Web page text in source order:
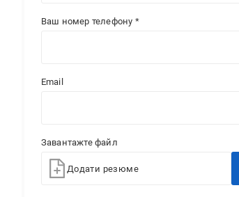
Ваш номер телефону *
Email
Завантажте файл
Додати резюме